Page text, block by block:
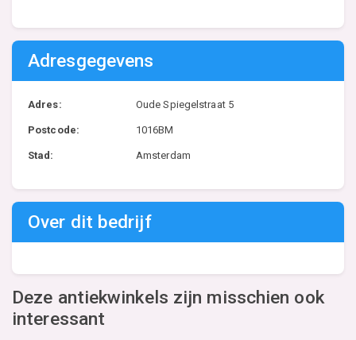
Adresgegevens
Adres: Oude Spiegelstraat 5
Postcode: 1016BM
Stad: Amsterdam
Over dit bedrijf
Deze antiekwinkels zijn misschien ook
interessant